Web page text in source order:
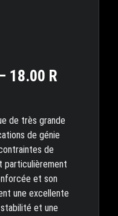
18.00 R
de très grande
de génie
de
particulièrement
et son
une excellente
et une